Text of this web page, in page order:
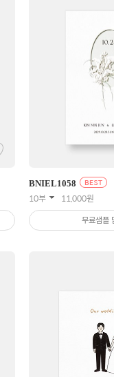
BNIEL1058
10부 11,000원
무료샘플